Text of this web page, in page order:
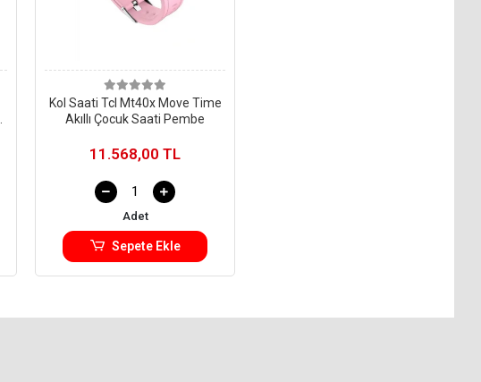
Kol Saati Tcl Mt40x Move Time
Akıllı Çocuk Saati Pembe
11.568,00 TL
Adet
Sepete Ekle